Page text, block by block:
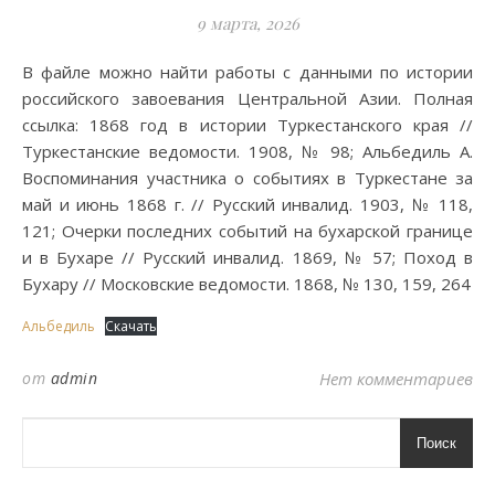
9 марта, 2026
В файле можно найти работы с данными по истории
российского завоевания Центральной Азии. Полная
ссылка: 1868 год в истории Туркестанского края //
Туркестанские ведомости. 1908, № 98; Альбедиль А.
Воспоминания участника о событиях в Туркестане за
май и июнь 1868 г. // Русский инвалид. 1903, № 118,
121; Очерки последних событий на бухарской границе
и в Бухаре // Русский инвалид. 1869, № 57; Поход в
Бухару // Московские ведомости. 1868, № 130, 159, 264
Альбедиль Скачать
от admin Нет комментариев
Поиск